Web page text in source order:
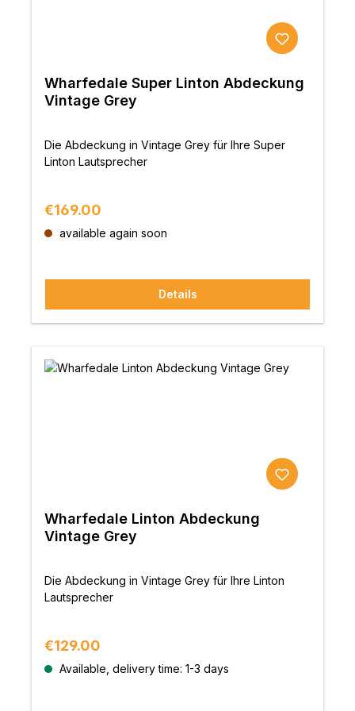
Wharfedale Super Linton Abdeckung
Vintage Grey
Die Abdeckung in Vintage Grey für Ihre Super
Linton Lautsprecher
Regular price:
€169.00
available again soon
Details
Wharfedale Linton Abdeckung
Vintage Grey
Die Abdeckung in Vintage Grey für Ihre Linton
Lautsprecher
Regular price:
€129.00
Available, delivery time: 1-3 days